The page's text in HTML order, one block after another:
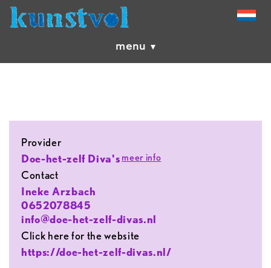
menu
provider
Doe-het-zelf Diva's meer info
contact
Ineke Arzbach
0652078845
info@doe-het-zelf-divas.nl
Click here for the website
https://doe-het-zelf-divas.nl/